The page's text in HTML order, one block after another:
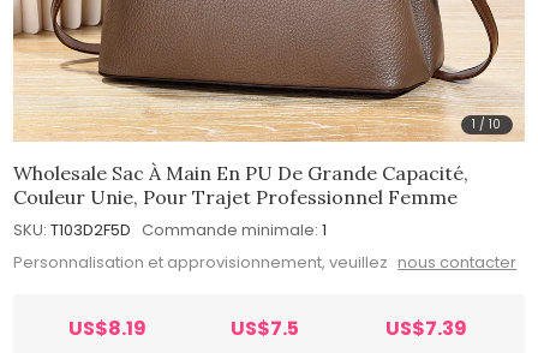
1 /10
Wholesale Sac À Main En PU De Grande Capacité,
Couleur Unie, Pour Trajet Professionnel Femme
SKU: T103D2F5D Commande minimale: 1
Personnalisation et approvisionnement, veuillez nous contacter
US$8.19 US$7.5 US$7.39